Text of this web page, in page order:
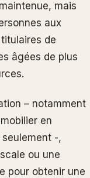
mais
aux
de
âgées de plus
– notamment
en
seulement -,
ou une
pour obtenir une